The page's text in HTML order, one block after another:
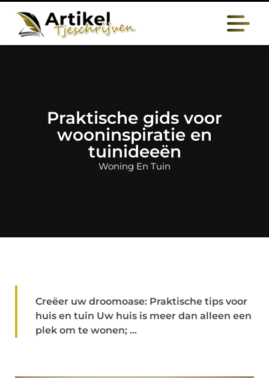
Praktische gids voor
wooninspiratie en
tuinideeën
Woning En Tuin
Creëer uw droomoase: Praktische tips voor
huis en tuin Uw huis is meer dan alleen een
plek om te wonen; ...